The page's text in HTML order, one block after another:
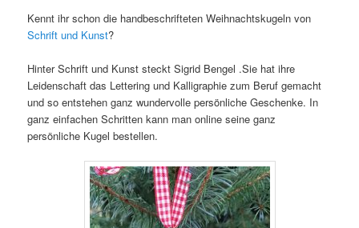
Kennt ihr schon die handbeschrifteten Weihnachtskugeln von
Schrift und Kunst?
Hinter Schrift und Kunst steckt Sigrid Bengel .Sie hat ihre
Leidenschaft das Lettering und Kalligraphie zum Beruf gemacht
und so entstehen ganz wundervolle persönliche Geschenke. In
ganz einfachen Schritten kann man online seine ganz
persönliche Kugel bestellen.